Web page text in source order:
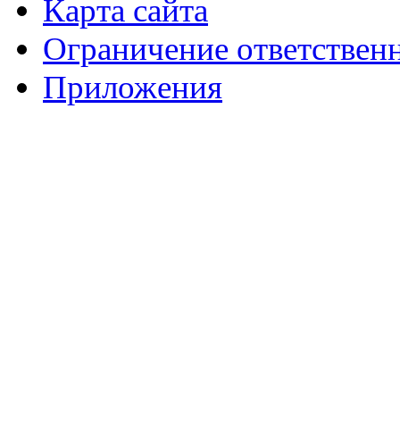
Карта сайта
Ограничение
Приложения